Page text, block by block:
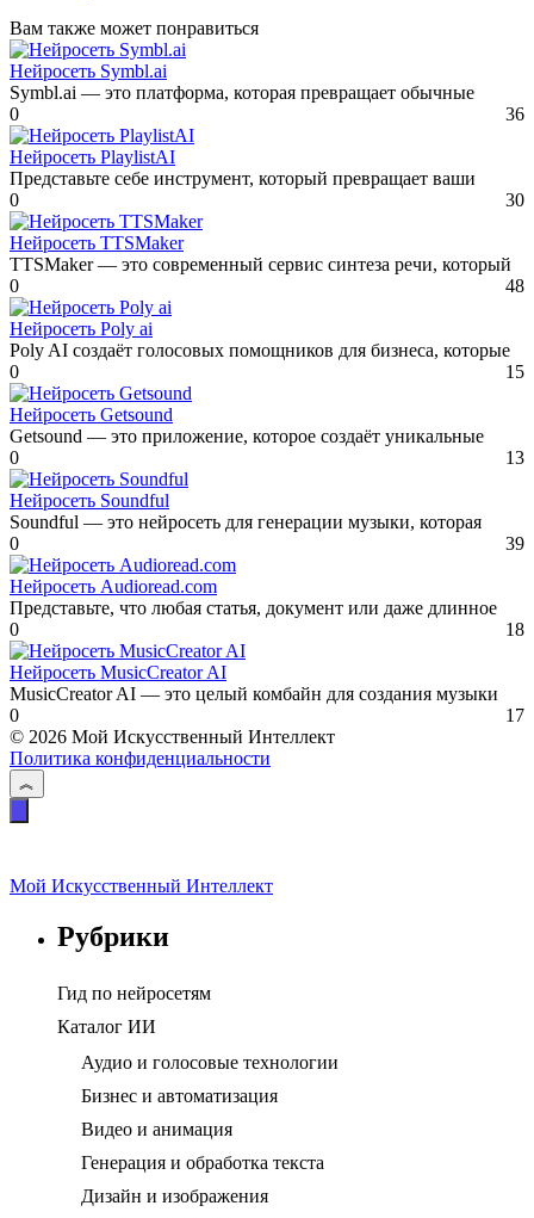
Вам также может понравиться
Нейросеть Symbl.ai
Symbl.ai — это платформа, которая превращает обычные
0
36
Нейросеть PlaylistAI
Представьте себе инструмент, который превращает ваши
0
30
Нейросеть TTSMaker
TTSMaker — это современный сервис синтеза речи, который
0
48
Нейросеть Poly ai
Poly AI создаёт голосовых помощников для бизнеса, которые
0
15
Нейросеть Getsound
Getsound — это приложение, которое создаёт уникальные
0
13
Нейросеть Soundful
Soundful — это нейросеть для генерации музыки, которая
0
39
Нейросеть Audioread.com
Представьте, что любая статья, документ или даже длинное
0
18
Нейросеть MusicCreator AI
MusicCreator AI — это целый комбайн для создания музыки
0
17
© 2026 Мой Искусственный Интеллект
Политика конфиденциальности
Мой Искусственный Интеллект
Рубрики
Гид по нейросетям
Каталог ИИ
Аудио и голосовые технологии
Бизнес и автоматизация
Видео и анимация
Генерация и обработка текста
Дизайн и изображения